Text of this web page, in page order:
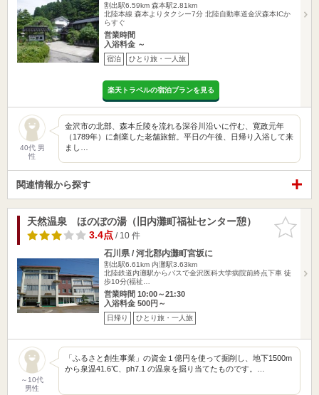
割出駅6.59km 森本駅2.81km
北陸本線 森本よりタクシー7分 北陸自動車道金沢森本ICか
らすぐ
営業時間
入浴料金 ～
宿泊 ひとり旅・一人旅
楽天トラベルの宿泊プランを見る
40代 男
性
金沢市の北部、森本丘陵を流れる深谷川沿いに佇む、寛政元年
（1789年）に創業した老舗旅館。平日の午後、日帰り入浴して来
まし…
関連情報から探す
お気に入
りに追加
天然温泉 ほのぼの湯（旧内灘町福祉センター憩）
3.4点/ 10 件
石川県 / 河北郡内灘町宮坂に
割出駅6.61km 内灘駅3.63km
北陸鉄道内灘駅からバスで金沢医科大学病院前終点下車 徒
歩10分(福祉…
営業時間 10:00～21:30
入浴料金 500円～
日帰り ひとり旅・一人旅
～10代
男性
「ふるさと創生事業」の資金１億円を使って掘削し、地下1500m
から泉温41.6℃、ph7.1 の温泉を掘り当てたものです。…